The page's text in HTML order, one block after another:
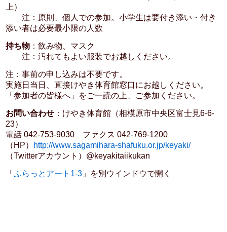
上）
注：原則、個人での参加。小学生は要付き添い・付き
添い者は必要最小限の人数
持ち物 ：飲み物、マスク
注：汚れてもよい服装でお越しください。
注：事前の申し込みは不要です。
実施日当日、直接けやき体育館窓口にお越しください。
「参加者の皆様へ」をご一読の上、ご参加ください。
お問い合わせ ：けやき体育館（相模原市中央区富士見6-6-
23）
電話 042-753-9030 ファクス 042-769-1200
（HP）
http://www.sagamihara-shafuku.or.jp/keyaki/
（Twitterアカウント）@keyakitaiikukan
「ふらっとアート1-3 」を別ウインドウで開く